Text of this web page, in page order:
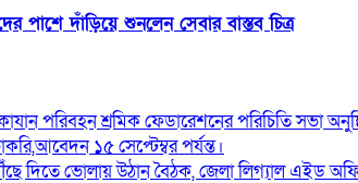
পাশে দাঁড়িয়ে শুনলেন সেবার বাস্তব চিত্র
পরিবহন শ্রমিক ফেডারেশনের পরিচিতি সভা
১৫ সেপ্টেম্বর পর্যন্ত।
দিতে ভোলায় উঠান বৈঠক, জেলা লিগ্যাল এইড